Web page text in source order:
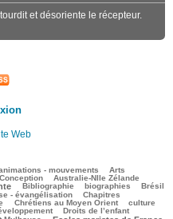
et désoriente le récepteur.
Web
- mouvements Arts
Australie-Nlle Zélande
Bibliographie biographies Brésil
- évangélisation Chapitres
Chrétiens au Moyen Orient culture
Droits de l’enfant